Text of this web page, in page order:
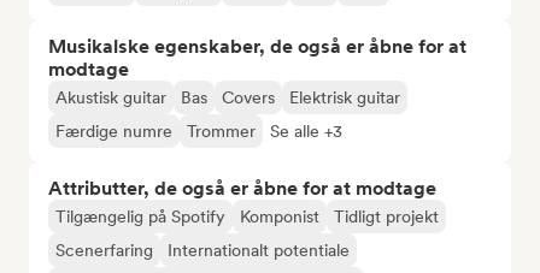
Musikalske egenskaber, de også er åbne for at
modtage
Akustisk guitar Bas Covers
Elektrisk guitar
Færdige numre
Trommer Se alle +3
Attributter, de også er åbne for at modtage
Tilgængelig på Spotify Komponist
Tidligt projekt
Scenerfaring
Internationalt potentiale